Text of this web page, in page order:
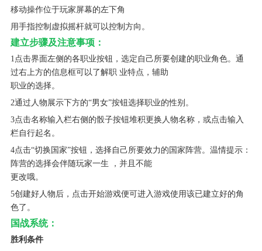
移动操作位于玩家屏幕的左下角
用手指控制虚拟摇杆就可以控制方向。
建立步骤及注意事项：
1点击界面左侧的各职业按钮，选定自己所要创建的职业角色。通
过右上方的信息框可以了解职 业特点，辅助
职业的选择。
2通过人物展示下方的“男女”按钮选择职业的性别。
3点击名称输入栏右侧的骰子按钮堆积更换人物名称，或点击输入
栏自行起名。
4点击“切换国家”按钮，选择自己所要效力的国家阵营。温情提示：
阵营的选择会伴随玩家一生 ，并且不能
更改哦。
5创建好人物后，点击开始游戏便可进入游戏使用该已建立好的角
色了。
国战系统：
胜利条件